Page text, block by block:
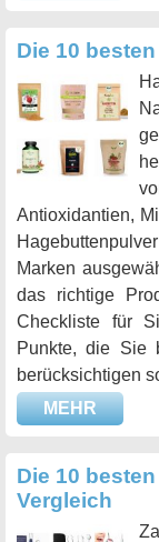
Die 10
Antioxidantien,
Marken
das richtige
Checkliste für
Punkte, die Sie
berücksichtigen
MEHR
Die 10
Vergleich